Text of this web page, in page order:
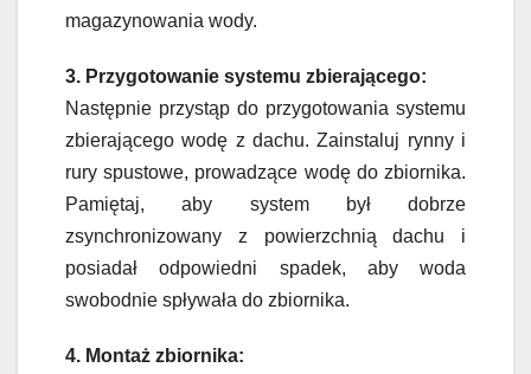
magazynowania wody.
3. Przygotowanie systemu zbierającego:
Następnie przystąp do przygotowania systemu
zbierającego wodę z dachu. Zainstaluj rynny i
rury spustowe, prowadzące wodę do zbiornika.
Pamiętaj, aby system był dobrze
zsynchronizowany z powierzchnią dachu i
posiadał odpowiedni spadek, aby woda
swobodnie spływała do zbiornika.
4. Montaż zbiornika: